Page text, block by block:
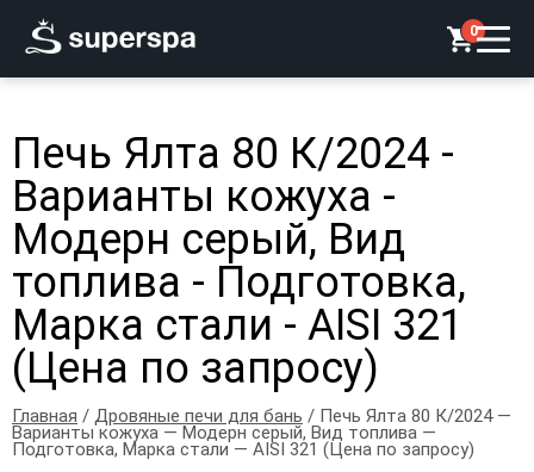
0
Печь Ялта 80 К/2024 -
Варианты кожуха -
Модерн серый, Вид
топлива - Подготовка,
Марка стали - AISI 321
(Цена по запросу)
Главная / Дровяные печи для бань / Печь Ялта 80 К/2024 —
Варианты кожуха — Модерн серый, Вид топлива —
Подготовка, Марка стали — AISI 321 (Цена по запросу)